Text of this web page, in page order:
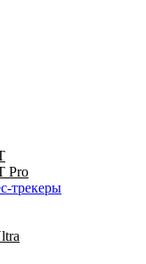
Pro
трекеры